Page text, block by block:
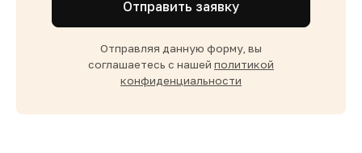
Отправить заявку
Отправляя данную форму, вы
соглашаетесь с нашей политикой
конфиденциальности